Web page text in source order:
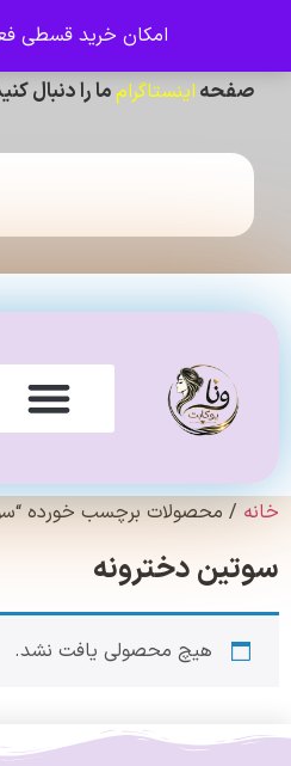
امکان خرید قسطی فعال
اینستاگرامما را دنبال کنید
برچسب خورده “سوتین
دخترونه
هیچ محصولی یافت نشد.